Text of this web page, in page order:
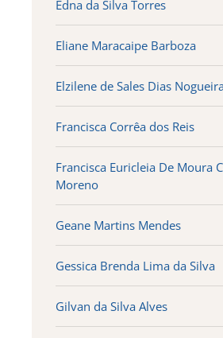
Edna da Silva Torres
Eliane Maracaipe Barboza
Elzilene de Sales Dias
Francisca Corrêa dos Reis
Francisca Euricleia De Moura
Moreno
Geane Martins Mendes
Gessica Brenda Lima da Silva
Gilvan da Silva Alves